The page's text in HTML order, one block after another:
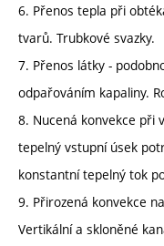
6. Přenos tepla při
tvarů. Trubkové svazky.
7. Přenos látky -
odpařováním kapaliny.
8. Nucená konvekce při
tepelný vstupní úsek
konstantní tepelný tok
9. Přirozená konvekce
Vertikální a skloněné